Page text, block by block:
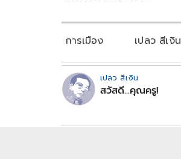
การเมือง เปลว สีเงิน
เปลว สีเงิน
สวัสดี...คุณครู!